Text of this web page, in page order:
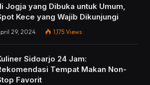
Jogja yang Dibuka untuk Umum,
Kece yang Wajib Dikunjungi
29, 2024 1,175 Views
Sidoarjo 24 Jam:
Tempat Makan Non-
Favorit